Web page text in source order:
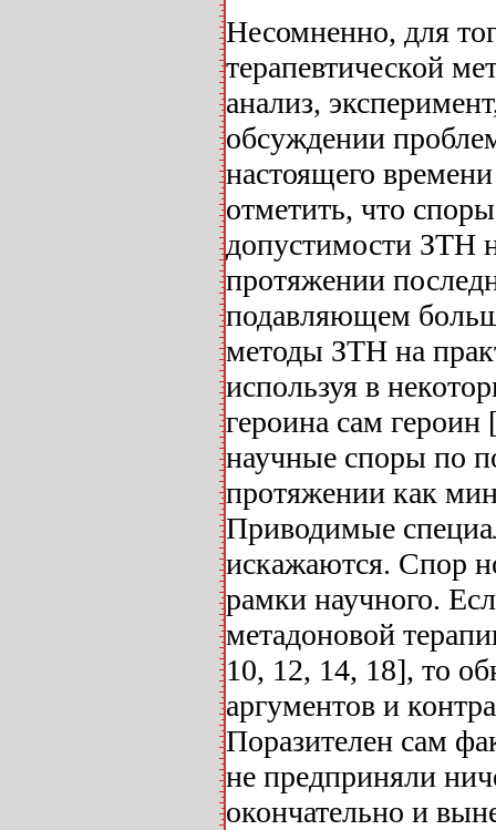
Несомненно, для
терапевтической
анализ,
обсуждении
настоящего
отметить, что
допустимости ЗТН
протяжении
подавляющем
методы ЗТН на
используя в
героина сам
научные споры по
протяжении как
Приводимые
искажаются. Спор
рамки научного.
метадоновой
10, 12, 14, 18], то
аргументов и
Поразителен сам
не предприняли
окончательно и